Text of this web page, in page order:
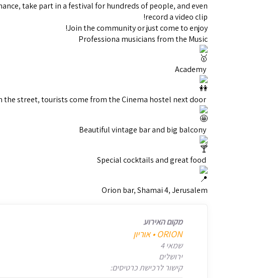
take part in a festival for hundreds of people, and even
record a video clip!
Join the community or just come to enjoy!
Professiona musicians from the Music
Orion bar, Shamai 4, Jerusalem
מקום האירוע
‎ORION • אוריון
שמאי 4
ירושלים
קישור לרכישת כרטיסים: